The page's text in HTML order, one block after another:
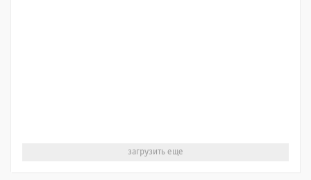
загрузить еще